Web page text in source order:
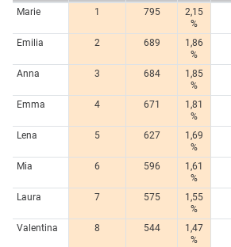
Marie
1 795
2,15
%
Emilia
2 689
1,86
%
Anna
3 684
1,85
%
Emma
4 671
1,81
%
Lena
5 627
1,69
%
Mia
6 596
1,61
%
Laura
7 575
1,55
%
Valentina
8 544
1,47
%